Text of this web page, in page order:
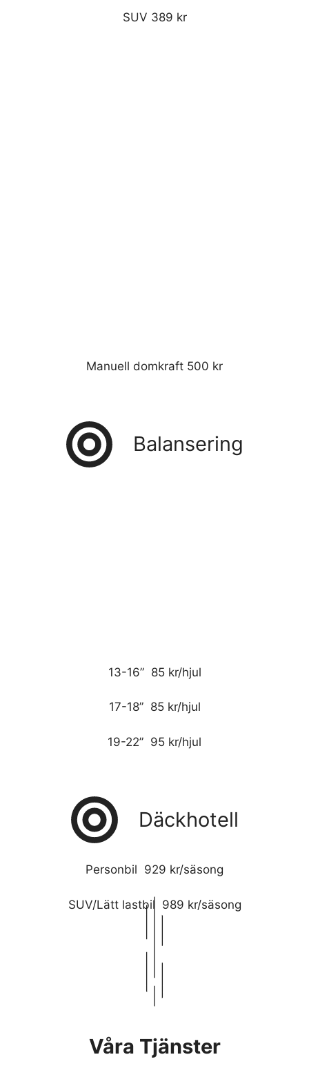
SUV 389 kr
Manuell domkraft 500 kr
Balansering
13-16” 85 kr/hjul
17-18” 85 kr/hjul
19-22” 95 kr/hjul
Däckhotell
Personbil 929 kr/säsong
SUV/Lätt lastbil 989 kr/säsong
Våra Tjänster